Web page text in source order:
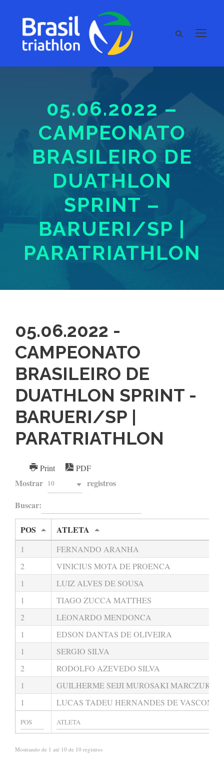
05.06.2022 –
CAMPEONATO
BRASILEIRO DE
DUATHLON
SPRINT –
BARUERI/SP |
PARATRIATHLON
05.06.2022 -
CAMPEONATO
BRASILEIRO DE
DUATHLON SPRINT -
BARUERI/SP |
PARATRIATHLON
Print PDF
Mostrar 10
registros
Buscar:
POS ATLETA
1
FERNANDO ARANHA
2
VINICIUS MOTA DE PROENCA
1
LUIZ ALVES DE SOUSA
1
TIAGO ZUCCA MATTHES
2
LEONARDO MENDONCA
1
EDSON DANTAS DE OLIVEIRA
1
SERGIO SILVA
2
RODOLFO AZEVEDO SILVA
1
GUILHERME SEIJI MUROSAKI MARCZUK
1
LUCAS TADEU HERNANDES DE
Mostrando de 1 até 10 de 10 registros